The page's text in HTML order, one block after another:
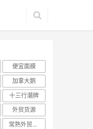
便宜面膜
加拿大鹅
十三行潮牌
外贸货源
常熟外贸村货源